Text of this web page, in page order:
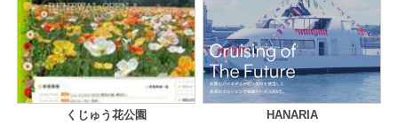
くじゅう花公園 HANARIA